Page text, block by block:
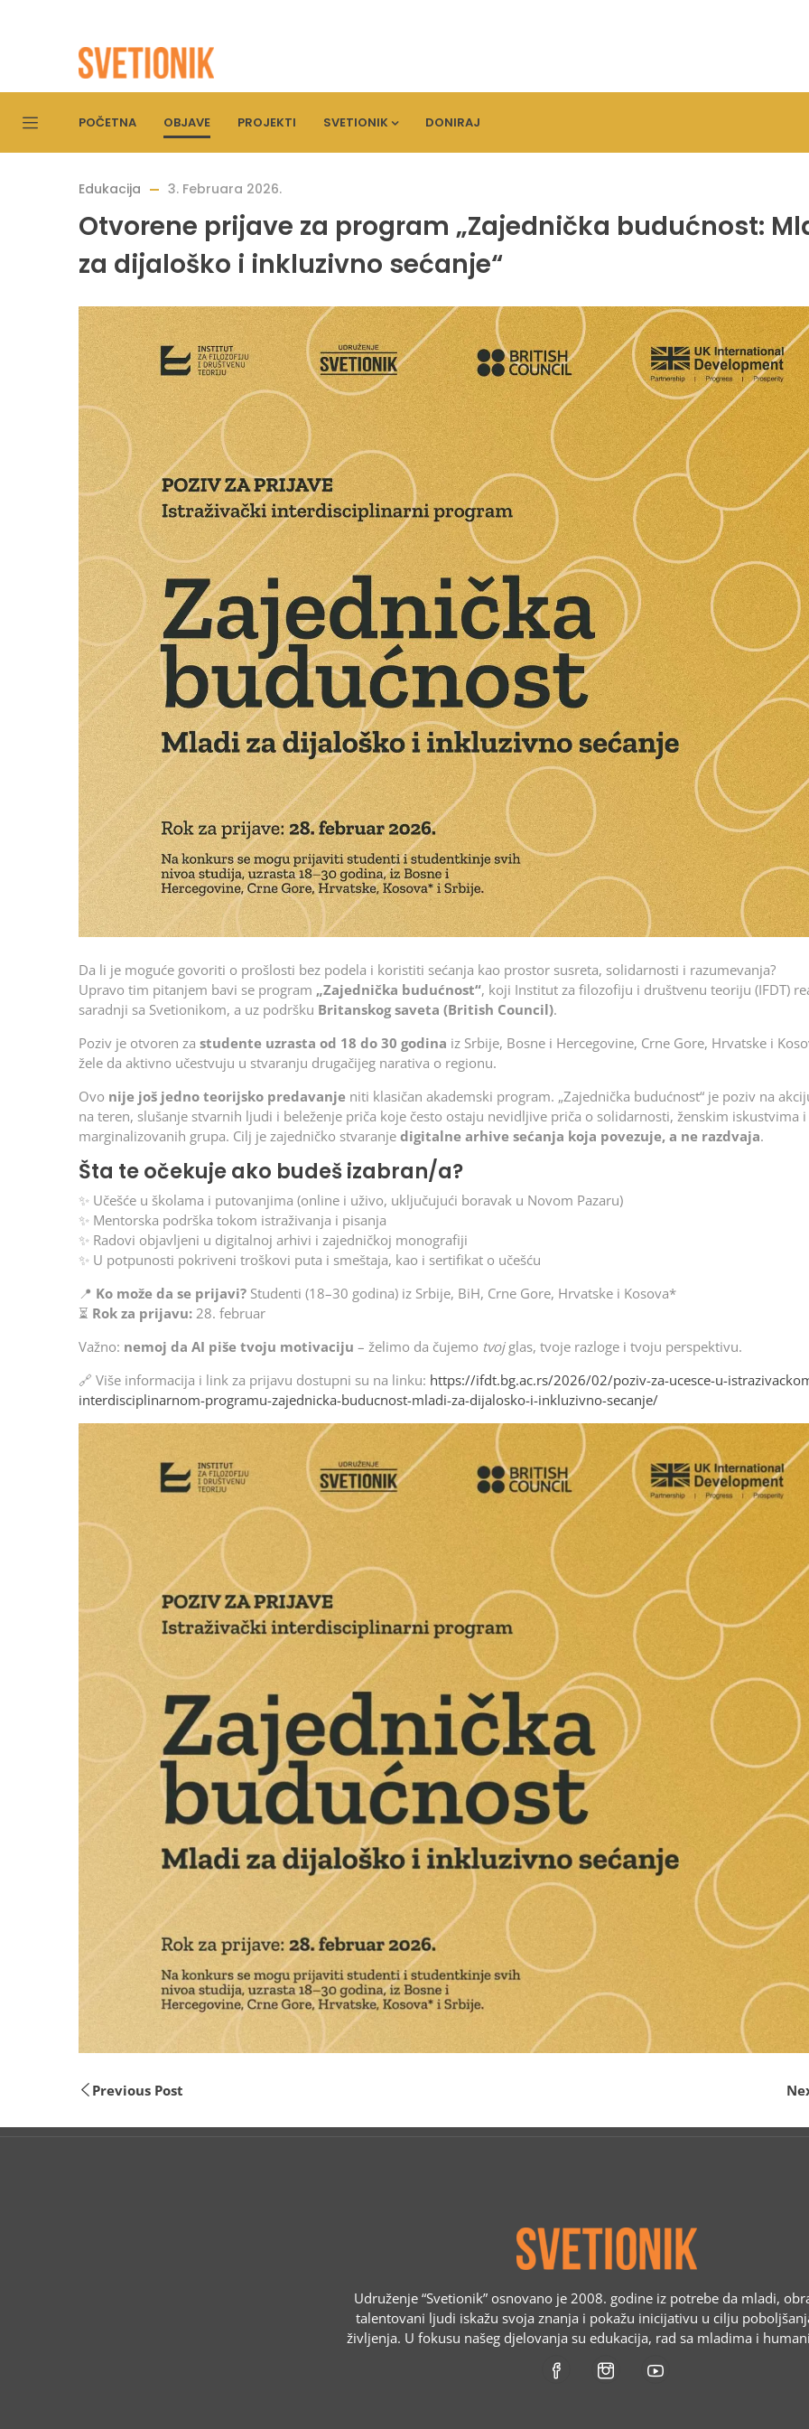
POČETNA OBJAVE PROJEKTI SVETIONIK DONIRAJ
Edukacija 3. Februara 2026.
Otvorene prijave za program „Zajednička budućnost:
za dijaloško i inkluzivno sećanje“
Da li je moguće govoriti o prošlosti bez podela i koristiti sećanja kao prostor susreta, solidarnosti i razumevanja?
Upravo tim pitanjem bavi se program „Zajednička budućnost“, koji Institut za filozofiju i društvenu teoriju (IFDT)
saradnji sa Svetionikom, a uz podršku Britanskog saveta (British Council).
Poziv je otvoren za studente uzrasta od 18 do 30 godina iz Srbije, Bosne i Hercegovine, Crne Gore, Hrvatske i
žele da aktivno učestvuju u stvaranju drugačijeg narativa o regionu.
Ovo nije još jedno teorijsko predavanje niti klasičan akademski program. „Zajednička budućnost“ je poziv na
na teren, slušanje stvarnih ljudi i beleženje priča koje često ostaju nevidljive priča o solidarnosti, ženskim iskustvima
marginalizovanih grupa. Cilj je zajedničko stvaranje digitalne arhive sećanja koja povezuje, a ne razdvaja.
Šta te očekuje ako budeš izabran/a?
✨ Učešće u školama i putovanjima (online i uživo, uključujući boravak u Novom Pazaru)
✨ Mentorska podrška tokom istraživanja i pisanja
✨ Radovi objavljeni u digitalnoj arhivi i zajedničkoj monografiji
✨ U potpunosti pokriveni troškovi puta i smeštaja, kao i sertifikat o učešću
📍 Ko može da se prijavi? Studenti (18–30 godina) iz Srbije, BiH, Crne Gore, Hrvatske i Kosova*
⏳ Rok za prijavu: 28. februar
Važno: nemoj da AI piše tvoju motivaciju – želimo da čujemo tvojglas, tvoje razloge i tvoju perspektivu.
🔗 Više informacija i link za prijavu dostupni su na linku: https://ifdt.bg.ac.rs/2026/02/poziv-za-ucesce-u-
interdisciplinarnom-programu-zajednicka-buducnost-mladi-za-dijalosko-i-inkluzivno-secanje/
Previous Post
Udruženje “Svetionik” osnovano je 2008. godine iz potrebe da mladi,
talentovani ljudi iskažu svoja znanja i pokažu inicijativu u cilju
življenja. U fokusu našeg djelovanja su edukacija, rad sa mladima i